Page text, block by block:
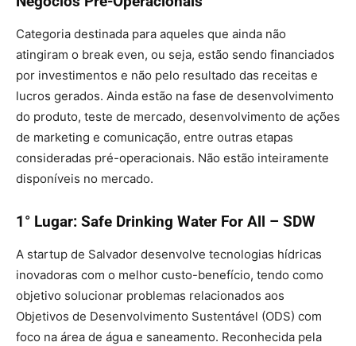
Categoria destinada para aqueles que ainda não
atingiram o break even, ou seja, estão sendo financiados
por investimentos e não pelo resultado das receitas e
lucros gerados. Ainda estão na fase de desenvolvimento
do produto, teste de mercado, desenvolvimento de ações
de marketing e comunicação, entre outras etapas
consideradas pré-operacionais. Não estão inteiramente
disponíveis no mercado.
1° Lugar: Safe Drinking Water For All – SDW
A startup de Salvador desenvolve tecnologias hídricas
inovadoras com o melhor custo-benefício, tendo como
objetivo solucionar problemas relacionados aos
Objetivos de Desenvolvimento Sustentável (ODS) com
foco na área de água e saneamento. Reconhecida pela